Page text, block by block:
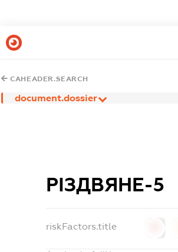
CAHEADER.SEARCH
document.dossier
РІЗДВЯНЕ-5
riskFactors.title